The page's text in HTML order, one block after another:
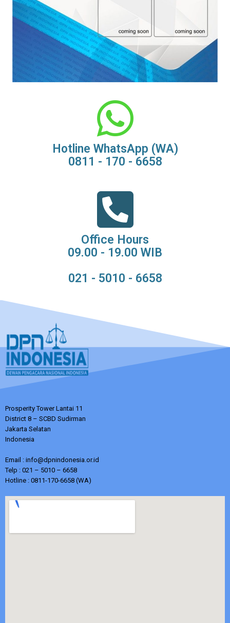
Hotline WhatsApp (WA)
0811 - 170 - 6658
Office Hours
09.00 - 19.00 WIB
021 - 5010 - 6658
Prosperity Tower Lantai 11
District 8 – SCBD Sudirman
Jakarta Selatan
Indonesia
Email : info@dpnindonesia.or.id
Telp : 021 – 5010 – 6658
Hotline : 0811-170-6658 (WA)